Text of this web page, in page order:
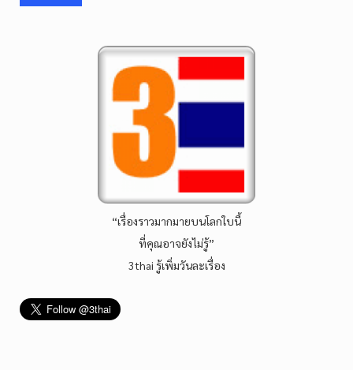
“เรื่องราวมากมายบนโลกใบนี้
ที่คุณอาจยังไม่รู้”
3thai รู้เพิ่มวันละเรื่อง